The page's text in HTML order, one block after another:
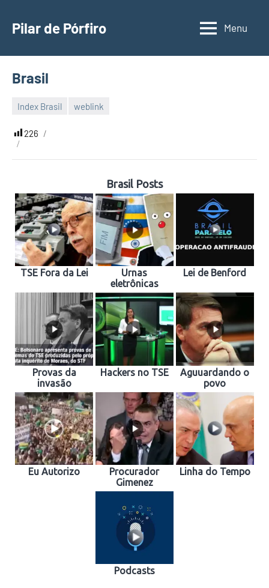
para
conteúdo
Pilar de Pórfiro Menu
Brasil
Index Brasil weblink
de
maio
de
226
Brasil Posts
TSE Fora da Lei
Urnas
eletrônicas
Lei de Benford
Provas da
invasão
Hackers no TSE
Aguuardando o
povo
Eu Autorizo
Procurador
Gimenez
Linha do Tempo
Podcasts